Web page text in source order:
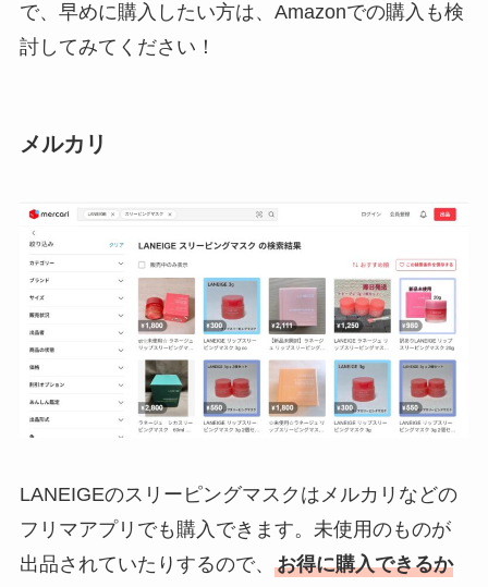
で、早めに購入したい方は、Amazonでの購入も検
討してみてください！
メルカリ
LANEIGEのスリーピングマスクはメルカリなどの
フリマアプリでも購入できます。未使用のものが
出品されていたりするので、 お得に購入できるか